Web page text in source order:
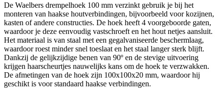
De Waelbers drempelhoek 100 mm verzinkt gebruik je bij het
monteren van haakse houtverbindingen, bijvoorbeeld voor kozijnen,
kasten of andere constructies. De hoek heeft 4 voorgeboorde gaten,
waardoor je deze eenvoudig vastschroeft en het hout netjes aansluit.
Het materiaal is van staal met een gegalvaniseerde beschermlaag,
waardoor roest minder snel toeslaat en het staal langer sterk blijft.
Dankzij de gelijkzijdige benen van 90º en de stevige uitvoering
krijgen haarscheurtjes nauwelijks kans om de hoek te verzwakken.
De afmetingen van de hoek zijn 100x100x20 mm, waardoor hij
geschikt is voor standaard haakse verbindingen.